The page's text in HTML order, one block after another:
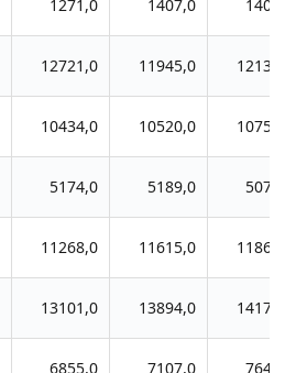
1271,0 1407,0 1404,0
12721,0 11945,0 12133,0
10434,0 10520,0 10758,0
5174,0 5189,0 5077,0
11268,0 11615,0 11867,0
13101,0 13894,0 14172,0
6855,0 7107,0 7648,0